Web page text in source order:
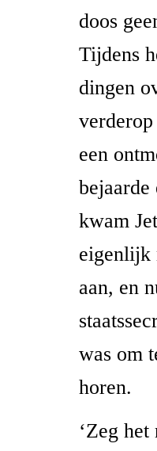
doos
Tijdens
dingen
een
bejaarde
kwam
eigenlijk
aan, en
was om
horen.
‘Zeg